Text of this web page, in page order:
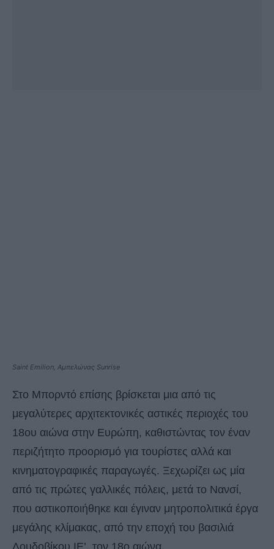
Saint Emilion, Αμπελώνας Sunrise
Στο Μπορντό επίσης βρίσκεται μια από τις
μεγαλύτερες αρχιτεκτονικές αστικές περιοχές του
18ου αιώνα στην Ευρώπη, καθιστώντας τον έναν
περιζήτητο προορισμό για τουρίστες αλλά και
κινηματογραφικές παραγωγές. Ξεχωρίζει ως μία
από τις πρώτες γαλλικές πόλεις, μετά το Νανσί,
που αστικοποιήθηκε και έγιναν μητροπολιτικά έργα
μεγάλης κλίμακας, από την εποχή του βασιλιά